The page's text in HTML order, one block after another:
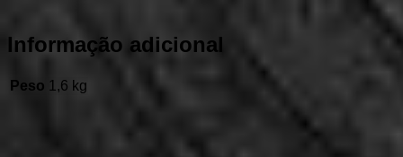
Informação adicional
Peso 1,6 kg